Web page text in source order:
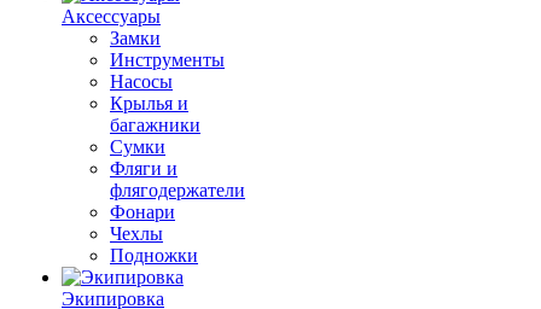
Аксессуары
Замки
Инструменты
Насосы
Крылья и
багажники
Сумки
Фляги и
флягодержатели
Фонари
Чехлы
Подножки
Экипировка